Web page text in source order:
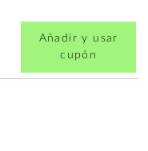
Añadir y usar
cupón